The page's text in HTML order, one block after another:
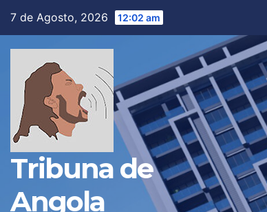
7 de Agosto, 2026 12:02 am
Tribuna de
Angola